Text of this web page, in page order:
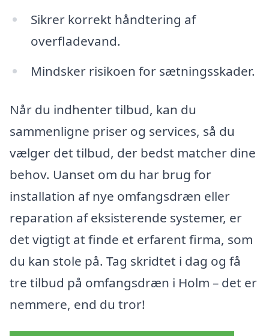
Sikrer korrekt håndtering af
overfladevand.
Mindsker risikoen for sætningsskader.
Når du indhenter tilbud, kan du
sammenligne priser og services, så du
vælger det tilbud, der bedst matcher dine
behov. Uanset om du har brug for
installation af nye omfangsdræn eller
reparation af eksisterende systemer, er
det vigtigt at finde et erfarent firma, som
du kan stole på. Tag skridtet i dag og få
tre tilbud på omfangsdræn i Holm – det er
nemmere, end du tror!